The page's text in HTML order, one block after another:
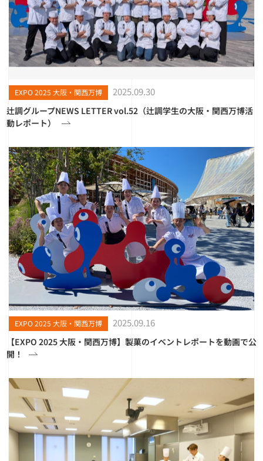
EXPO 2025 大阪・関西万博 2025.09.30
辻調グループNEWS LETTER vol.52（辻調学生の大阪・関西万博活
動レポート）
EXPO 2025 大阪・関西万博 2025.09.16
【EXPO 2025 大阪・関西万博】製菓のイベントレポートを動画で公
開！